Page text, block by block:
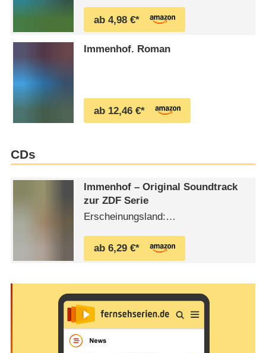
ab 4,98 €*
Immenhof. Roman
ab 12,46 €*
CDs
Immenhof – Original Soundtrack
zur ZDF Serie
Erscheinungsland:
1994
ab 6,29 €*